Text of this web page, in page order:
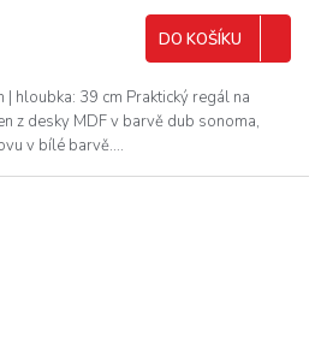
DO KOŠÍKU
| hloubka: 39 cm Praktický regál na
z desky MDF v barvě dub sonoma,
v bílé barvě....